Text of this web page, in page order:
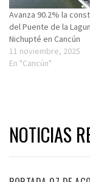
Avanza 90.2% la
del Puente de la
Nichupté en Cancún
11 noviembre, 2025
En "Cancún"
NOTICIAS